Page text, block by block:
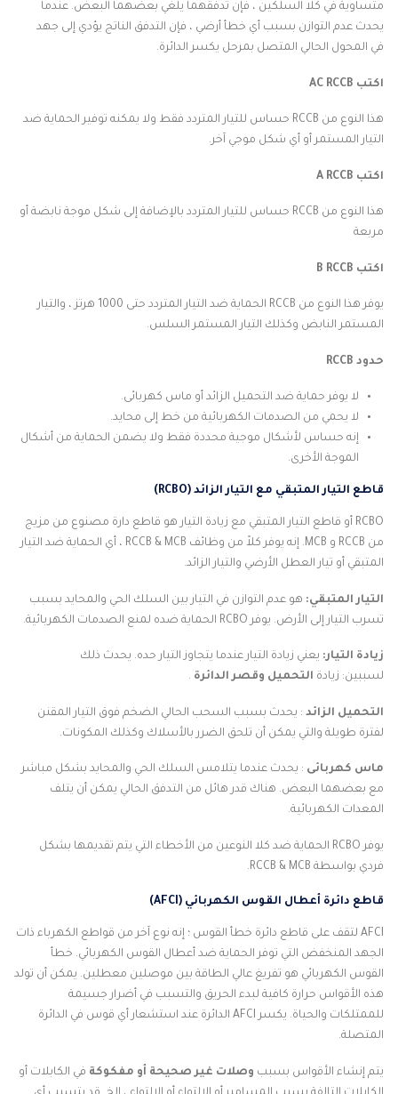
متساوية في كلا السلكين ، فإن تدفقهما يلغي بعضهما البعض. عندما
يحدث عدم التوازن بسبب أي خطأ أرضي ، فإن التدفق الناتج يؤدي إلى جهد
في المحول الحالي المتصل بمرحل يكسر الدائرة.
اكتب AC RCCB
هذا النوع من RCCB حساس للتيار المتردد فقط ولا يمكنه توفير الحماية ضد
التيار المستمر أو أي شكل موجي آخر.
اكتب A RCCB
هذا النوع من RCCB حساس للتيار المتردد بالإضافة إلى شكل موجة نابضة أو
مربعة
اكتب B RCCB
يوفر هذا النوع من RCCB الحماية ضد التيار المتردد حتى 1000 هرتز ، والتيار
المستمر النابض وكذلك التيار المستمر السلس.
حدود RCCB
لا يوفر حماية ضد التحميل الزائد أو ماس كهربائى.
لا يحمي من الصدمات الكهربائية من خط إلى محايد.
إنه حساس لأشكال موجية محددة فقط ولا يضمن الحماية من أشكال
الموجة الأخرى.
قاطع التيار المتبقي مع التيار الزائد (RCBO)
RCBO أو قاطع التيار المتبقي مع زيادة التيار هو قاطع دارة مصنوع من مزيج
من RCCB و MCB. إنه يوفر كلاً من وظائف RCCB & MCB ، أي الحماية ضد التيار
المتبقي أو تيار العطل الأرضي والتيار الزائد.
التيار المتبقي: هو عدم التوازن في التيار بين السلك الحي والمحايد بسبب
تسرب التيار إلى الأرض. يوفر RCBO الحماية ضده لمنع الصدمات الكهربائية.
زيادة التيار: يعني زيادة التيار عندما يتجاوز التيار حده. يحدث ذلك
لسببين: زيادة التحميل وقصر الدائرة .
التحميل الزائد : يحدث بسبب السحب الحالي الضخم فوق التيار المقنن
لفترة طويلة والتي يمكن أن تلحق الضرر بالأسلاك وكذلك المكونات.
ماس كهربائى : يحدث عندما يتلامس السلك الحي والمحايد بشكل مباشر
مع بعضهما البعض. هناك قدر هائل من التدفق الحالي يمكن أن يتلف
المعدات الكهربائية.
يوفر RCBO الحماية ضد كلا النوعين من الأخطاء التي يتم تقديمها بشكل
فردي بواسطة RCCB & MCB.
قاطع دائرة أعطال القوس الكهربائي (AFCI)
AFCI لتقف على قاطع دائرة خطأ القوس ؛ إنه نوع آخر من قواطع الكهرباء ذات
الجهد المنخفض التي توفر الحماية ضد أعطال القوس الكهربائي. خطأ
القوس الكهربائي هو تفريغ عالي الطاقة بين موصلين معطلين. يمكن أن تولد
هذه الأقواس حرارة كافية لبدء الحريق والتسبب في أضرار جسيمة
للممتلكات والحياة. يكسر AFCI الدائرة عند استشعار أي قوس في الدائرة
المتصلة.
يتم إنشاء الأقواس بسبب وصلات غير صحيحة أو مفكوكة في الكابلات أو